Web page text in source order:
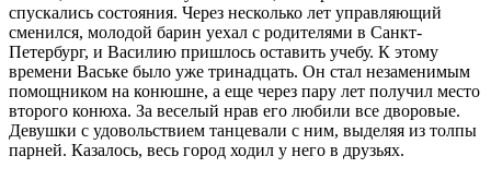
спускались состояния. Через несколько лет управляющий
сменился, молодой барин уехал с родителями в Санкт-
Петербург, и Василию пришлось оставить учебу. К этому
времени Ваське было уже тринадцать. Он стал незаменимым
помощником на конюшне, а еще через пару лет получил место
второго конюха. За веселый нрав его любили все дворовые.
Девушки с удовольствием танцевали с ним, выделяя из толпы
парней. Казалось, весь город ходил у него в друзьях.